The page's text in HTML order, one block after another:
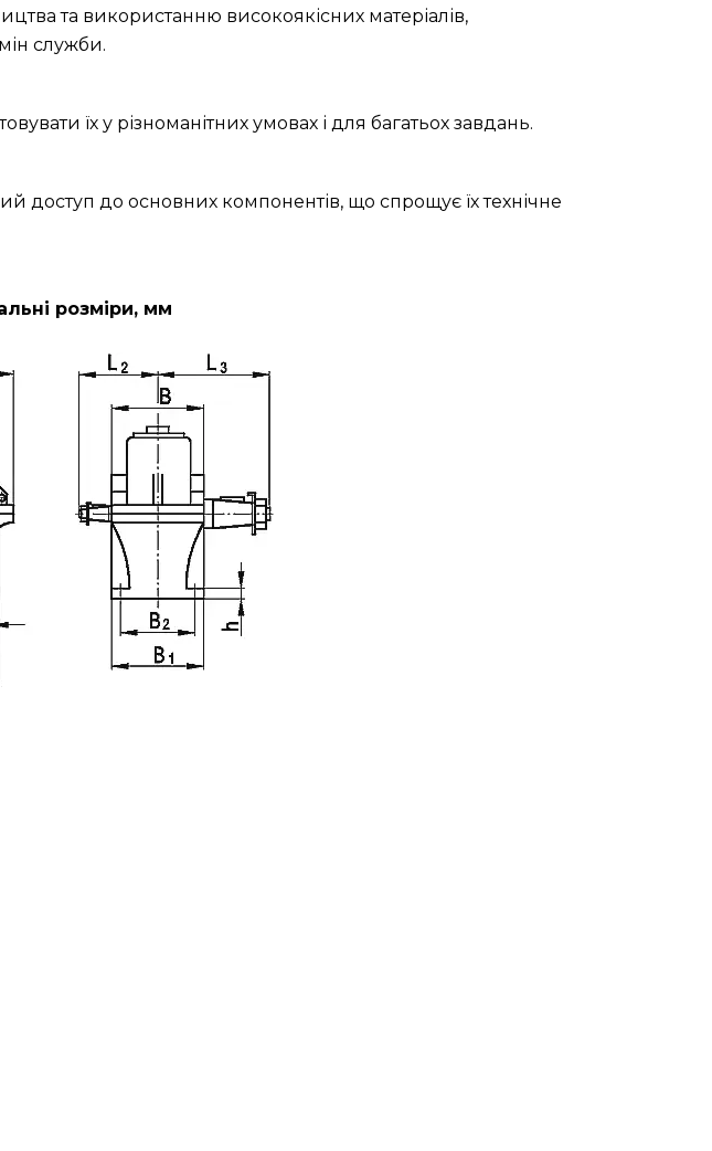
та використанню високоякісних матеріалів,
служби.
їх у різноманітних умовах і для багатьох завдань.
доступ до основних компонентів, що спрощує їх технічне
розміри, мм